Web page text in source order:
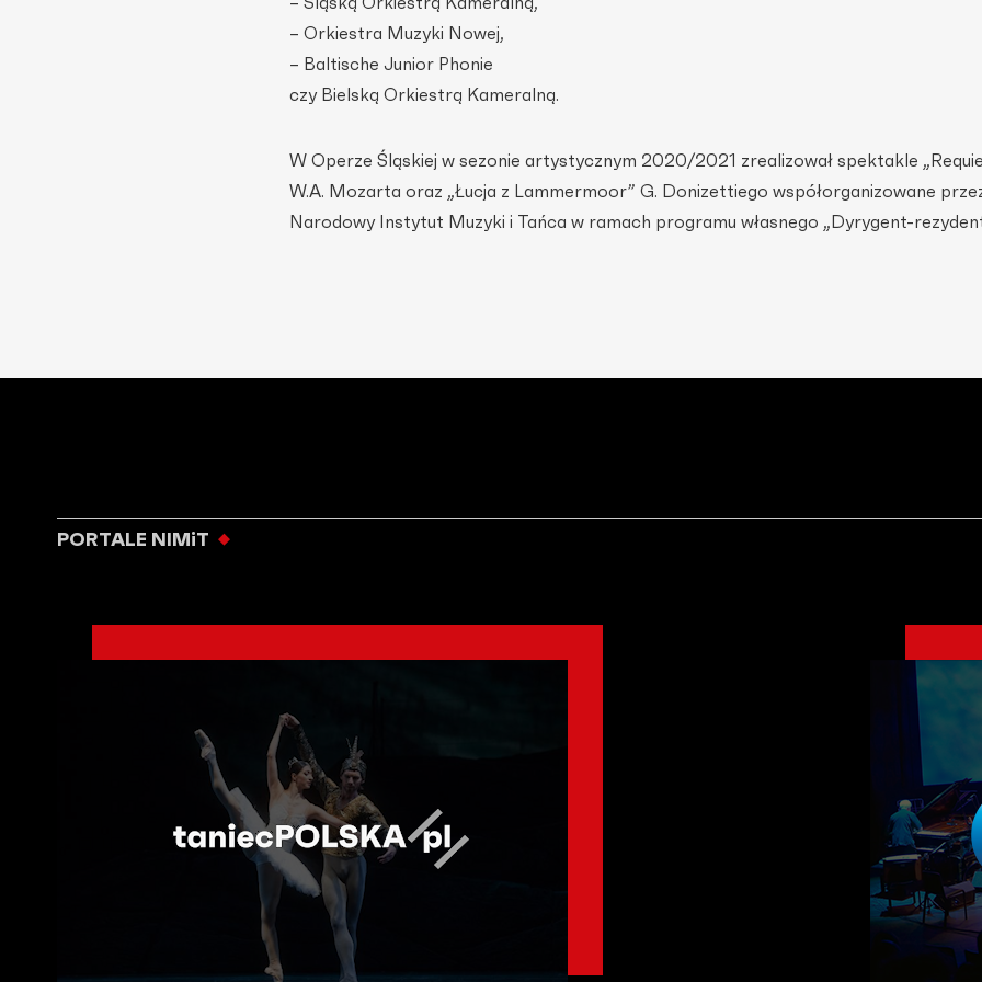
– Orkiestra Muzyki Nowej,
– Baltische Junior Phonie
czy Bielską Orkiestrą Kameralną.
W Operze Śląskiej w sezonie artystycznym 2020/2021 zrealizował spektakle
W.A. Mozarta oraz „Łucja z Lammermoor” G. Donizettiego współorganizowane
Narodowy Instytut Muzyki i Tańca w ramach programu własnego „Dyrygent-
PORTALE NIMiT